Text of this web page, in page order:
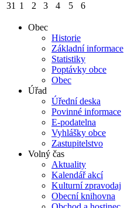
31 1 2 3 4 5 6
Obec
Historie
Základní informace
Statistiky
Poptávky obce
Obec
Úřad
Úřední deska
Povinné informace
E-podatelna
Vyhlášky obce
Zastupitelstvo
Volný čas
Aktuality
Kalendář akcí
Kulturní zpravodaj
Obecní knihovna